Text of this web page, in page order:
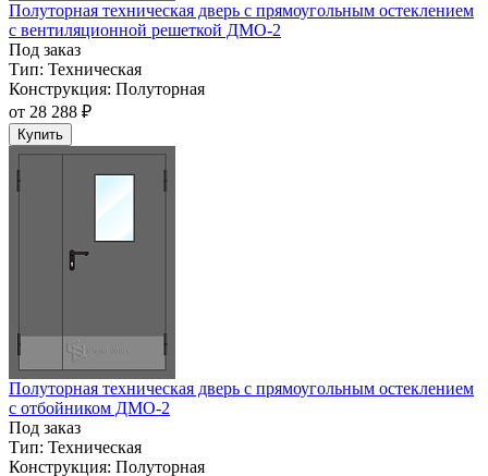
Полуторная техническая дверь с прямоугольным остеклением
с вентиляционной решеткой ДМО-2
Под заказ
Тип: Техническая
Конструкция: Полуторная
от 28 288 ₽
Купить
Полуторная техническая дверь с прямоугольным остеклением
с отбойником ДМО-2
Под заказ
Тип: Техническая
Конструкция: Полуторная